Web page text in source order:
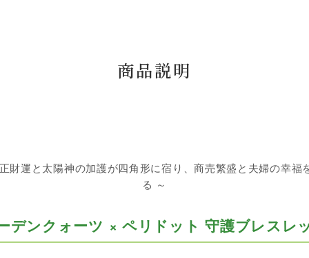
商品説明
財運と太陽神の加護が四角形に宿り、商売繁盛と夫婦の幸福
る ～
デンクォーツ × ペリドット 守護ブレスレ